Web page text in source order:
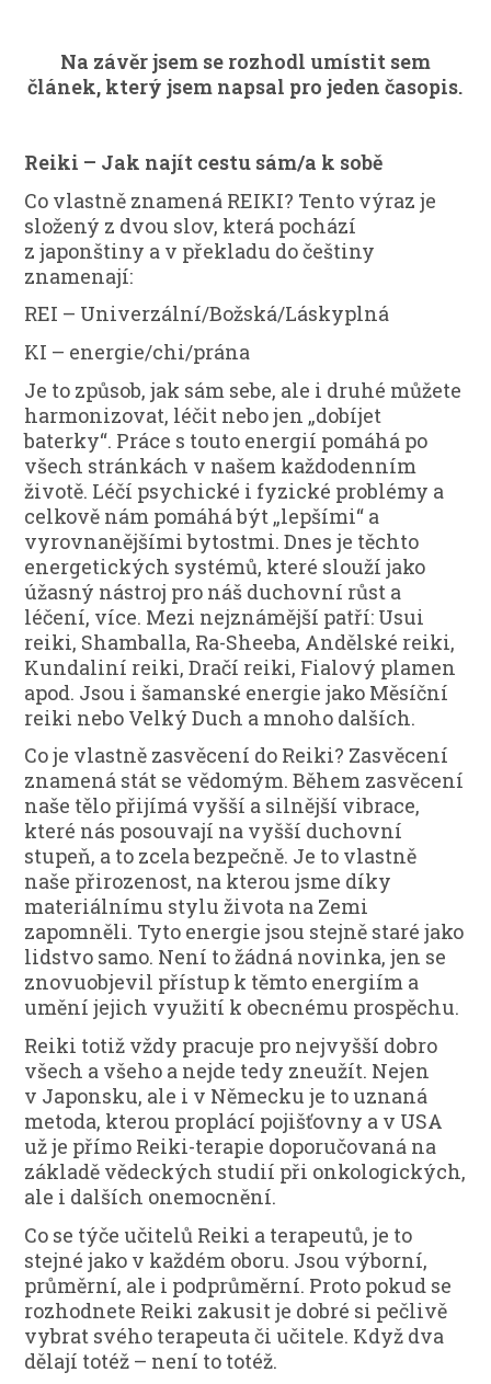
Na závěr jsem se rozhodl umístit sem
článek, který jsem napsal pro jeden časopis.
Reiki – Jak najít cestu sám/a k sobě
Co vlastně znamená REIKI? Tento výraz je
složený z dvou slov, která pochází
z japonštiny a v překladu do češtiny
znamenají:
REI – Univerzální/Božská/Láskyplná
KI – energie/chi/prána
Je to způsob, jak sám sebe, ale i druhé můžete
harmonizovat, léčit nebo jen „dobíjet
baterky“. Práce s touto energií pomáhá po
všech stránkách v našem každodenním
životě. Léčí psychické i fyzické problémy a
celkově nám pomáhá být „lepšími“ a
vyrovnanějšími bytostmi. Dnes je těchto
energetických systémů, které slouží jako
úžasný nástroj pro náš duchovní růst a
léčení, více. Mezi nejznámější patří: Usui
reiki, Shamballa, Ra-Sheeba, Andělské reiki,
Kundaliní reiki, Dračí reiki, Fialový plamen
apod. Jsou i šamanské energie jako Měsíční
reiki nebo Velký Duch a mnoho dalších.
Co je vlastně zasvěcení do Reiki? Zasvěcení
znamená stát se vědomým. Během zasvěcení
naše tělo přijímá vyšší a silnější vibrace,
které nás posouvají na vyšší duchovní
stupeň, a to zcela bezpečně. Je to vlastně
naše přirozenost, na kterou jsme díky
materiálnímu stylu života na Zemi
zapomněli. Tyto energie jsou stejně staré jako
lidstvo samo. Není to žádná novinka, jen se
znovuobjevil přístup k těmto energiím a
umění jejich využití k obecnému prospěchu.
Reiki totiž vždy pracuje pro nejvyšší dobro
všech a všeho a nejde tedy zneužít. Nejen
v Japonsku, ale i v Německu je to uznaná
metoda, kterou proplácí pojišťovny a v USA
už je přímo Reiki-terapie doporučovaná na
základě vědeckých studií při onkologických,
ale i dalších onemocnění.
Co se týče učitelů Reiki a terapeutů, je to
stejné jako v každém oboru. Jsou výborní,
průměrní, ale i podprůměrní. Proto pokud se
rozhodnete Reiki zakusit je dobré si pečlivě
vybrat svého terapeuta či učitele. Když dva
dělají totéž – není to totéž.